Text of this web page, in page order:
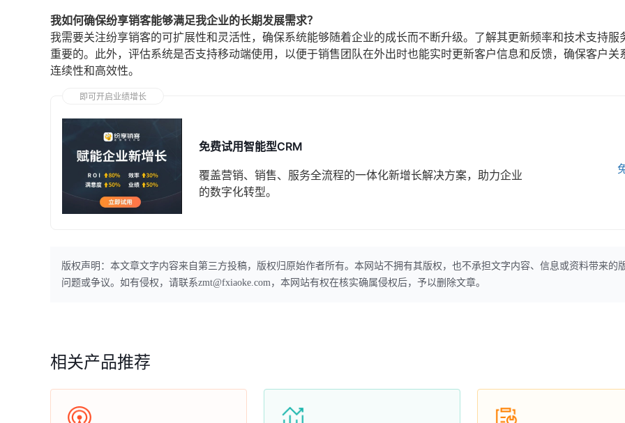
我如何确保纷享销客能够满足我企业的长期发展需求？
我需要关注纷享销客的可扩展性和灵活性，确保系统能够随着企业的成长而不断升级。了解其更新频率和技术支持服
重要的。此外，评估系统是否支持移动端使用，以便于销售团队在外出时也能实时更新客户信息和反馈，确保客户关
连续性和高效性。
即可开启业绩增长
免费试用智能型CRM
覆盖营销、销售、服务全流程的一体化新增长解决方案，助力企业
的数字化转型。
版权声明：本文章文字内容来自第三方投稿，版权归原始作者所有。本网站不拥有其版权，也不承担文字内容、信息或资料带来的
问题或争议。如有侵权，请联系zmt@fxiaoke.com，本网站有权在核实确属侵权后，予以删除文章。
相关产品推荐